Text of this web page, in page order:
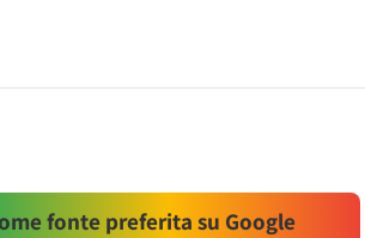
fonte preferita su Google